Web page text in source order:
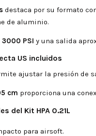
destaca por su formato
de aluminio.
3000 PSI y una salida
US incluidos
ajustar la presión de
cm proporciona una
del Kit HPA 0.21L
para airsoft.